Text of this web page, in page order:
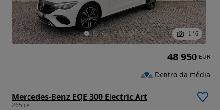
1 / 6
Mercedes-Benz EQE 300 Electric Art
265 cv
48 950 EUR
Dentro da média